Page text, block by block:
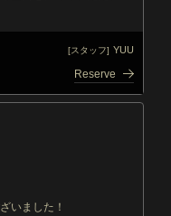
[スタッフ] YUU
Reserve
いました！